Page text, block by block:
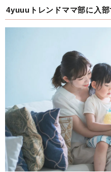
4yuuuトレンドママ部に入部